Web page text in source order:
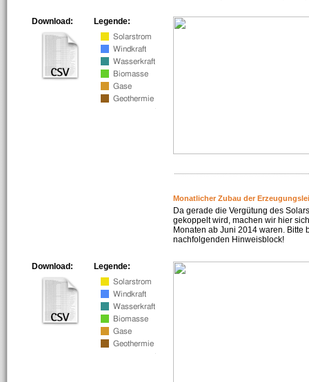
Legende:
Download:
Monatlicher Zubau der
Da gerade die Vergütung des
gekoppelt wird, machen wir hier
Monaten ab Juni 2014 waren. Bitte
nachfolgenden Hinweisblock!
Legende:
Download: